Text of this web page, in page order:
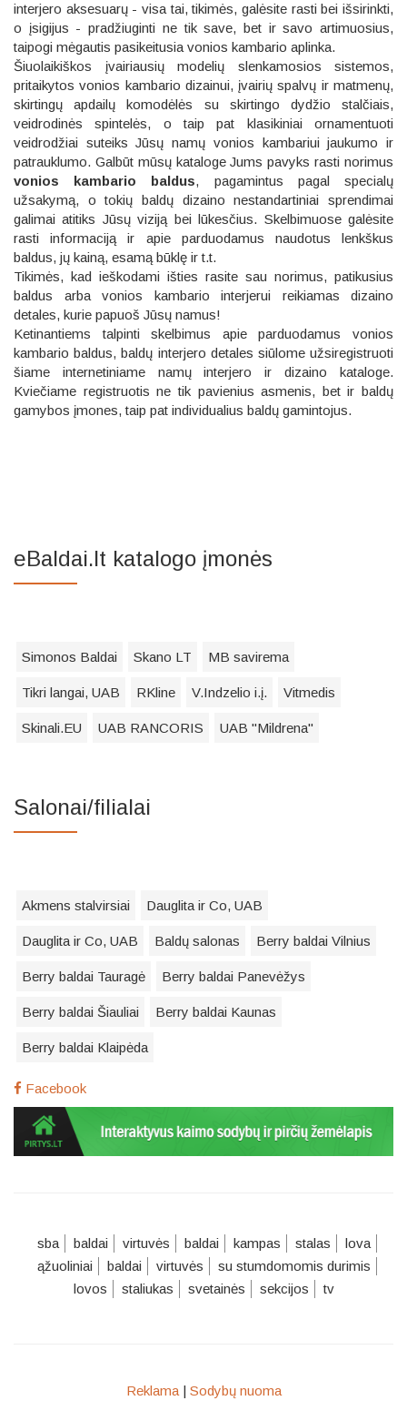
interjero aksesuarų - visa tai, tikimės, galėsite rasti bei išsirinkti,
o įsigijus - pradžiuginti ne tik save, bet ir savo artimuosius,
taipogi mėgautis pasikeitusia vonios kambario aplinka.
Šiuolaikiškos įvairiausių modelių slenkamosios sistemos,
pritaikytos vonios kambario dizainui, įvairių spalvų ir matmenų,
skirtingų apdailų komodėlės su skirtingo dydžio stalčiais,
veidrodinės spintelės, o taip pat klasikiniai ornamentuoti
veidrodžiai suteiks Jūsų namų vonios kambariui jaukumo ir
patrauklumo. Galbūt mūsų kataloge Jums pavyks rasti norimus
vonios kambario baldus, pagamintus pagal specialų
užsakymą, o tokių baldų dizaino nestandartiniai sprendimai
galimai atitiks Jūsų viziją bei lūkesčius. Skelbimuose galėsite
rasti informaciją ir apie parduodamus naudotus lenkškus
baldus, jų kainą, esamą būklę ir t.t.
Tikimės, kad ieškodami išties rasite sau norimus, patikusius
baldus arba vonios kambario interjerui reikiamas dizaino
detales, kurie papuoš Jūsų namus!
Ketinantiems talpinti skelbimus apie parduodamus vonios
kambario baldus, baldų interjero detales siūlome užsiregistruoti
šiame internetiniame namų interjero ir dizaino kataloge.
Kviečiame registruotis ne tik pavienius asmenis, bet ir baldų
gamybos įmones, taip pat individualius baldų gamintojus.
eBaldai.lt katalogo įmonės
Simonos Baldai Skano LT MB savirema
Tikri langai, UAB RKline V.Indzelio i.į. Vitmedis
Skinali.EU UAB RANCORIS UAB "Mildrena"
Salonai/filialai
Akmens stalvirsiai Dauglita ir Co, UAB
Dauglita ir Co, UAB Baldų salonas Berry baldai Vilnius
Berry baldai Tauragė Berry baldai Panevėžys
Berry baldai Šiauliai Berry baldai Kaunas
Berry baldai Klaipėda
Facebook
sba baldai virtuvės baldai kampas stalas
lova
ąžuoliniai
baldai virtuvės
su stumdomomis durimis
lovos
staliukas svetainės sekcijos tv
Reklama| Sodybų nuoma